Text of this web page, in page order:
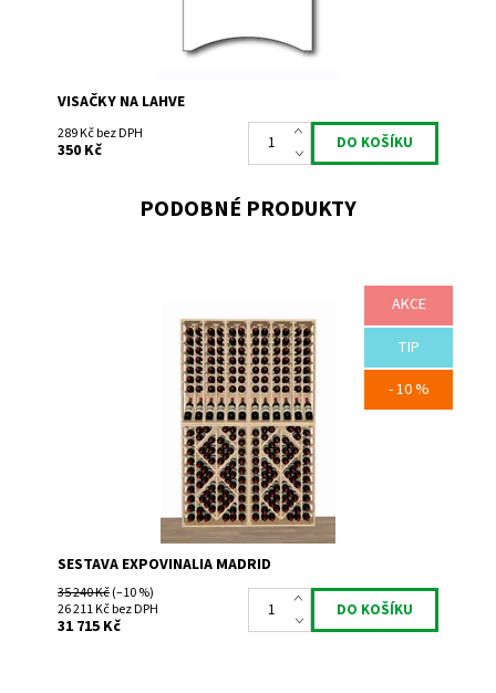
VISAČKY NA LAHVE
289 Kč bez DPH
350 Kč
PODOBNÉ PRODUKTY
AKCE
TIP
- 10 %
Sestava regálu na víno Expovinalia pro 232 lahví.
Do 3 týdnů
EXPMAD_01
Expovinalia
SESTAVA EXPOVINALIA MADRID
35 240 Kč(–10 %)
26 211 Kč bez DPH
31 715 Kč